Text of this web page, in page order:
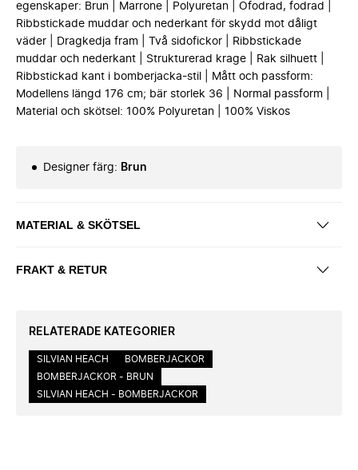
egenskaper: Brun | Marrone | Polyuretan | Ofodrad, fodrad |
Ribbstickade muddar och nederkant för skydd mot dåligt
väder | Dragkedja fram | Två sidofickor | Ribbstickade
muddar och nederkant | Strukturerad krage | Rak silhuett |
Ribbstickad kant i bomberjacka-stil | Mått och passform:
Modellens längd 176 cm; bär storlek 36 | Normal passform |
Material och skötsel: 100% Polyuretan | 100% Viskos
Designer färg: Brun
MATERIAL & SKÖTSEL
FRAKT & RETUR
RELATERADE KATEGORIER
SILVIAN HEACH
BOMBERJACKOR
BOMBERJACKOR - BRUN
SILVIAN HEACH - BOMBERJACKOR